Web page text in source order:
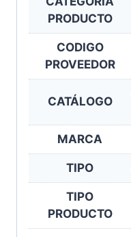
PRODUCTO
CODIGO
PROVEEDOR
CATÁLOGO
MARCA
TIPO
TIPO
PRODUCTO